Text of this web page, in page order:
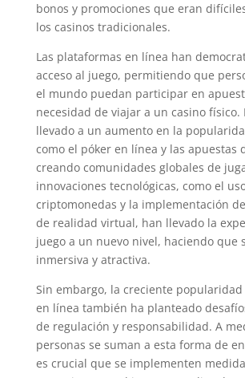
bonos y promociones que eran
los casinos tradicionales.
Las plataformas en línea han
acceso al juego, permitiendo que
el mundo puedan participar en
necesidad de viajar a un casino físico.
llevado a un aumento en la
como el póker en línea y las apuestas
creando comunidades globales de
innovaciones tecnológicas, como el
criptomonedas y la implementación
de realidad virtual, han llevado la
juego a un nuevo nivel, haciendo que
inmersiva y atractiva.
Sin embargo, la creciente popularidad
en línea también ha planteado
de regulación y responsabilidad. A
personas se suman a esta forma de
es crucial que se implementen